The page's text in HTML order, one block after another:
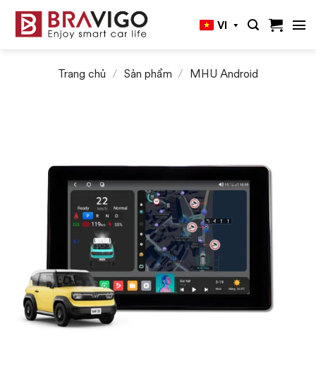
VI
Trang chủ / Sản phẩm / MHU Android